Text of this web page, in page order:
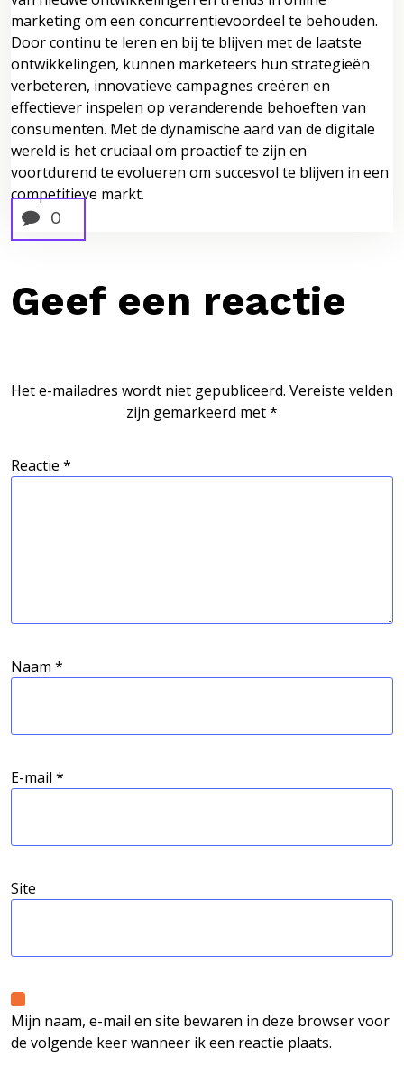
marketing om een concurrentievoordeel te behouden.
Door continu te leren en bij te blijven met de laatste
ontwikkelingen, kunnen marketeers hun strategieën
verbeteren, innovatieve campagnes creëren en
effectiever inspelen op veranderende behoeften van
consumenten. Met de dynamische aard van de digitale
wereld is het cruciaal om proactief te zijn en
voortdurend te evolueren om succesvol te blijven in een
competitieve markt.
0
Geef een reactie
Het e-mailadres wordt niet gepubliceerd. Vereiste velden
zijn gemarkeerd met*
Reactie *
Naam *
E-mail *
Site
Mijn naam, e-mail en site bewaren in deze browser voor
de volgende keer wanneer ik een reactie plaats.